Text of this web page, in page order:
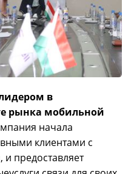
в
рынка мобильной
начала
клиентами с
и предоставляет